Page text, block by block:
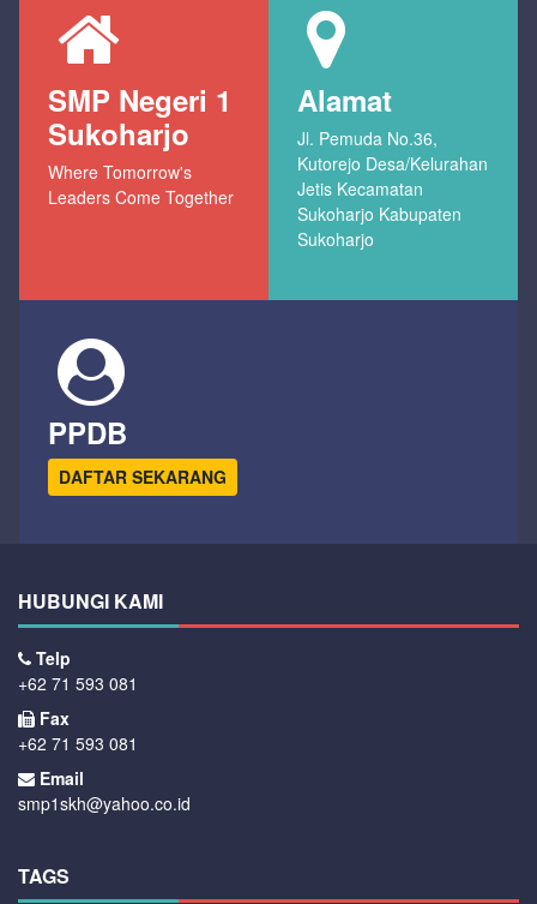
SMP Negeri 1
Sukoharjo
Where Tomorrow's
Leaders Come Together
Alamat
Jl. Pemuda No.36,
Kutorejo Desa/Kelurahan
Jetis Kecamatan
Sukoharjo Kabupaten
Sukoharjo
PPDB
DAFTAR SEKARANG
HUBUNGI KAMI
Telp
+62 71 593 081
Fax
+62 71 593 081
Email
smp1skh@yahoo.co.id
TAGS